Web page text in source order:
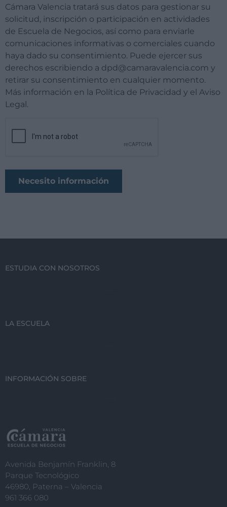
Cámara Valencia tratará sus datos para gestionar su
solicitud, inscripción o participación en actividades
de Escuela de Negocios, así como para enviarle
comunicaciones informativas o comerciales cuando
haya dado su consentimiento. Puede ejercer sus
derechos escribiendo a dpd@camaravalencia.com y
retirar su consentimiento en cualquier momento.
Más información en la Política de Privacidad y el Aviso
Legal.
ESTUDIA CON NOSOTROS
LA ESCUELA
INFORMACIÓN SOBRE
Avenida Benjamín Franklin, 8
Parque Tecnológico
46980, Paterna – Valencia
961 366 080